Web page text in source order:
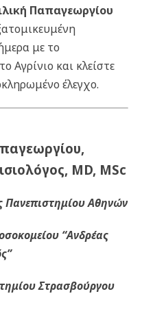
Παπαγεωργίου
με το
Αγρίνιο και κλείστε
έλεγχο.
MD, MSc
Πανεπιστημίου Αθηνών
“Ανδρέας
Στρασβούργου